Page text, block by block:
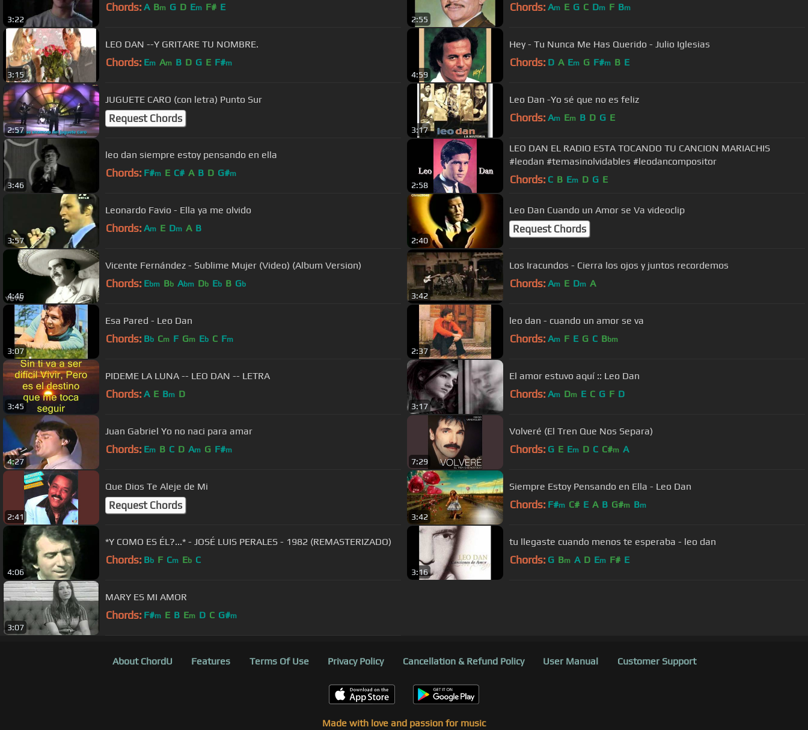
3:22
Chords: A Bm G D Em F# E
2:55
Chords: Am E G C Dm F Bm
3:15
LEO DAN --Y GRITARE TU NOMBRE.
Chords: Em Am B D G E F#m
4:59
Hey - Tu Nunca Me Has Querido - Julio Iglesias
Chords: D A Em G F#m B E
2:57
JUGUETE CARO (con letra) Punto Sur
Request Chords
3:17
Leo Dan -Yo sé que no es feliz
Chords: Am Em B D G E
3:46
leo dan siempre estoy pensando en ella
Chords: F#m E C# A B D G#m
2:58
LEO DAN EL RADIO ESTA TOCANDO TU CANCION MARIACHIS
#leodan #temasinolvidables #leodancompositor
Chords: C B Em D G E
3:57
Leonardo Favio - Ella ya me olvido
Chords: Am E Dm A B
2:40
Leo Dan Cuando un Amor se Va videoclip
Request Chords
4:46
Vicente Fernández - Sublime Mujer (Video) (Album Version)
Chords: Ebm Bb Abm Db Eb B Gb
3:42
Los Iracundos - Cierra los ojos y juntos recordemos
Chords: Am E Dm A
3:07
Esa Pared - Leo Dan
Chords: Bb Cm F Gm Eb C Fm
2:37
leo dan - cuando un amor se va
Chords: Am F E G C Bbm
3:45
PIDEME LA LUNA -- LEO DAN -- LETRA
Chords: A E Bm D
3:17
El amor estuvo aquí :: Leo Dan
Chords: Am Dm E C G F D
4:27
Juan Gabriel Yo no naci para amar
Chords: Em B C D Am G F#m
7:29
Volveré (El Tren Que Nos Separa)
Chords: G E Em D C C#m A
2:41
Que Dios Te Aleje de Mi
Request Chords
3:42
Siempre Estoy Pensando en Ella - Leo Dan
Chords: F#m C# E A B G#m Bm
4:06
*Y COMO ES ÉL?...* - JOSÉ LUIS PERALES - 1982 (REMASTERIZADO)
Chords: Bb F Cm Eb C
3:16
tu llegaste cuando menos te esperaba - leo dan
Chords: G Bm A D Em F# E
3:07
MARY ES MI AMOR
Chords: F#m E B Em D C G#m
About ChordU Features Terms Of Use Privacy Policy Cancellation & Refund Policy User Manual Customer Support
Made with love and passion for music